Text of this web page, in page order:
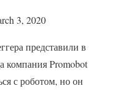
3, 2020
представили в
компания Promobot
с роботом, но он